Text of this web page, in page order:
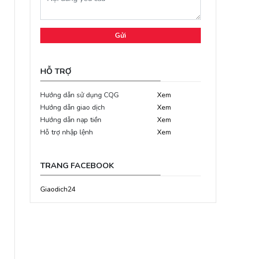
Gửi
HỖ TRỢ
Hướng dẫn sử dụng CQG
Xem
Hướng dẫn giao dịch
Xem
Hướng dẫn nạp tiền
Xem
Hỗ trợ nhập lệnh
Xem
TRANG FACEBOOK
Giaodich24